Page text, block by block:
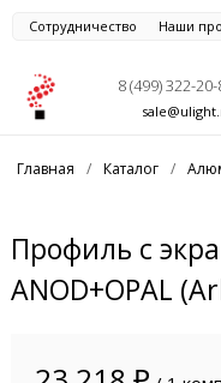
Сотрудничество Наши
8 (499) 322-
Главная / Каталог /
Профиль с
ANOD+OPAL